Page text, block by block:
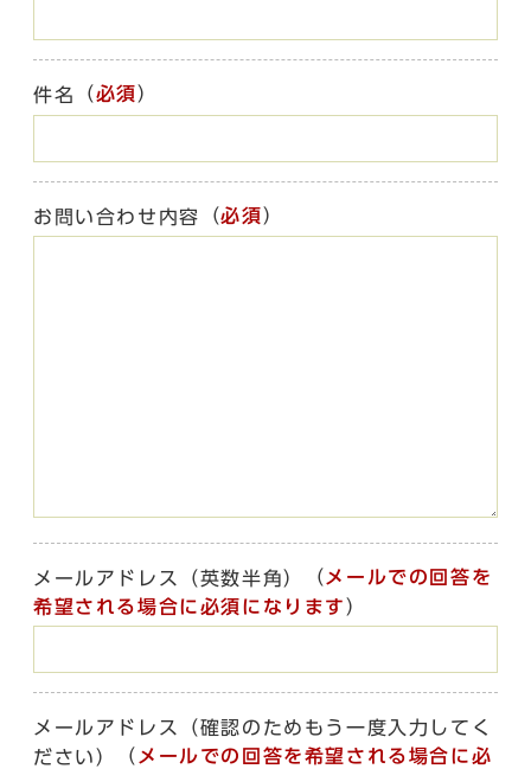
件名 （必須）
お問い合わせ内容 （必須）
メールアドレス（英数半角） （ メールでの回答を
希望される場合に必須になります ）
メールアドレス（確認のためもう一度入力してく
ださい）
（ メールでの回答を希望される場合に必